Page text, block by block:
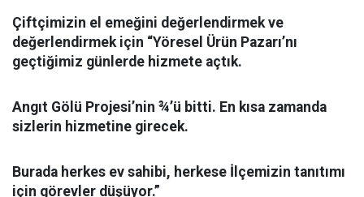
Çiftçimizin el emeğini değerlendirmek ve
değerlendirmek için “Yöresel Ürün Pazarı’nı
geçtiğimiz günlerde hizmete açtık.
Angıt Gölü Projesi’nin ¾’ü bitti. En kısa zamanda
sizlerin hizmetine girecek.
Burada herkes ev sahibi, herkese İlçemizin tanıtımı
için görevler düşüyor.”